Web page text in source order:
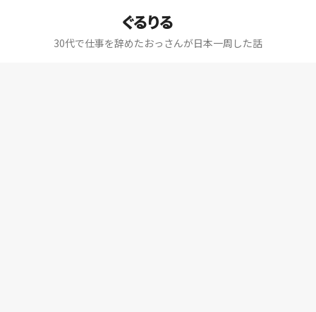
ぐるりる
30代で仕事を辞めたおっさんが日本一周した話